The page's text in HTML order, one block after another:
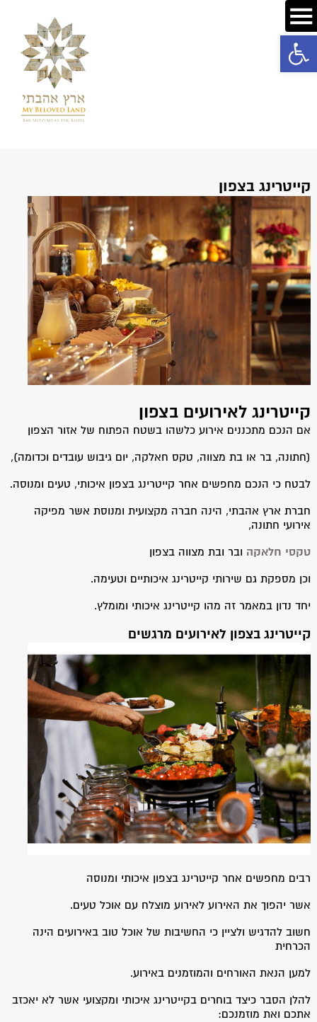
פתח סרגל נגישות
קייטרינג בצפון
קייטרינג לאירועים בצפון
אם הנכם מתכננים אירוע כלשהו בשטח הפתוח של אזור הצפון
(חתונה, בר או בת מצווה, טקס חאלקה, יום גיבוש עובדים וכדומה),
לבטח כי הנכם מחפשים אחר קייטרינג בצפון איכותי, טעים ומנוסה.
חברת ארץ אהבתי, הינה חברה מקצועית ומנוסת אשר מפיקה
אירועי חתונה,
טקסי חלאקה ובר ובת מצווה בצפון
וכן מספקת גם שירותי קייטרינג איכותיים וטעימה.
יחד נדון במאמר זה מהו קייטרינג איכותי ומומלץ.
קייטרינג בצפון לאירועים מרגשים
רבים מחפשים אחר קייטרינג בצפון איכותי ומנוסה
אשר יהפוך את האירוע לאירוע מוצלח עם אוכל טעים.
חשוב להדגיש ולציין כי החשיבות של אוכל טוב באירועים הינה
הכרחית
למען הנאת האורחים והמוזמנים באירוע.
להלן הסבר כיצד בוחרים בקייטרינג איכותי ומקצועי אשר לא יאכזב
אתכם ואת מוזמנכם: